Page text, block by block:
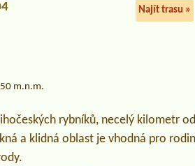
Najít trasu »
m.n.m.
rybníků, necelý kilometr
a klidná oblast je vhodná pro